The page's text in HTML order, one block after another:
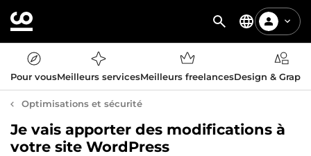
Pour vousMeilleurs servicesMeilleurs freelancesDesign &
Optimisations et sécurité
Je vais apporter des modifications à
votre site WordPress